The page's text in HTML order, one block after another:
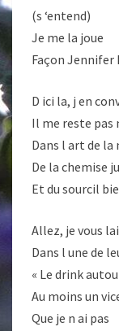
(s ‘entend)
Je me la joue
Façon Jennifer
D ici la, j en
Il me reste pas
Dans l art de la
De la chemise
Et du sourcil
Allez, je vous
Dans l une de
« Le drink
Au moins un
Que je n ai pas